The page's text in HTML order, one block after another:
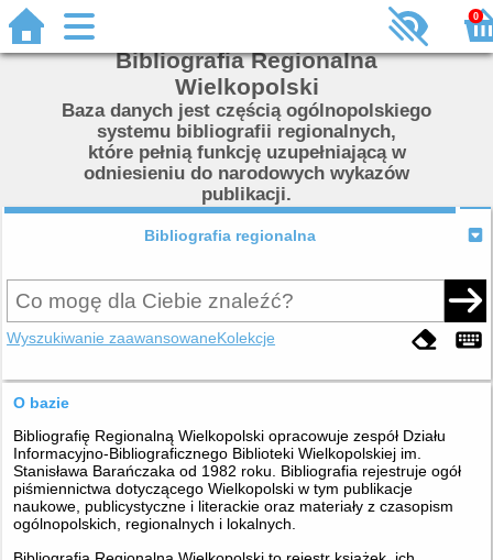
0
Bibliografia Regionalna
Wielkopolski
Baza danych jest częścią ogólnopolskiego
systemu bibliografii regionalnych,
które pełnią funkcję uzupełniającą w
odniesieniu do narodowych wykazów
publikacji.
Bibliografia regionalna
Wyszukiwanie zaawansowaneKolekcje
O bazie
Bibliografię Regionalną Wielkopolski opracowuje zespół Działu
Informacyjno-Bibliograficznego Biblioteki Wielkopolskiej im.
Stanisława Barańczaka od 1982 roku. Bibliografia rejestruje ogół
piśmiennictwa dotyczącego Wielkopolski w tym publikacje
naukowe, publicystyczne i literackie oraz materiały z czasopism
ogólnopolskich, regionalnych i lokalnych.